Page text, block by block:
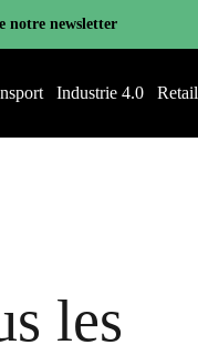
notre newsletter
Industrie 4.0 Retail
les